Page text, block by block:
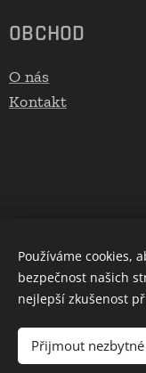
OBCHOD
O nás
Kontakt
Používáme cookies,
bezpečnost našich
nejlepší zkušenost
Přijmout nezbytné